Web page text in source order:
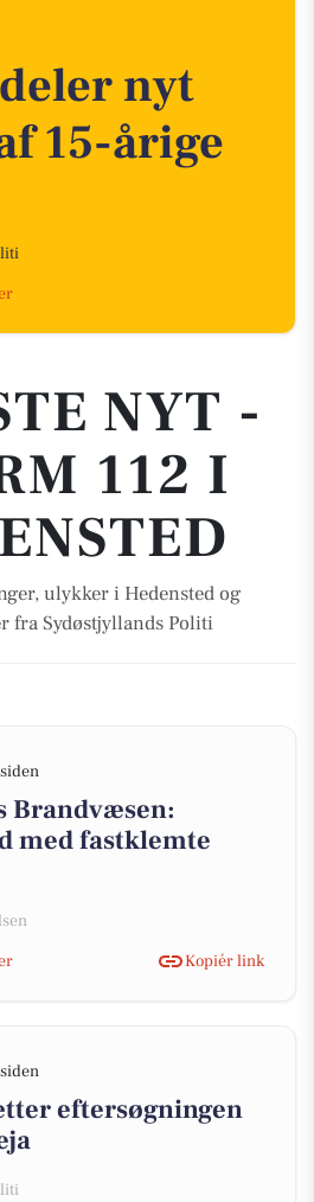
nyt
15-årige
NYT -
112 I
ulykker i Hedensted og
fra Sydøstjyllands Politi
Brandvæsen:
med fastklemte
Kopiér link
eftersøgningen